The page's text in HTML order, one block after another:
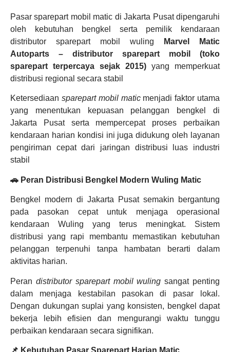
Pasar sparepart mobil matic di Jakarta Pusat dipengaruhi
oleh kebutuhan bengkel serta pemilik kendaraan
distributor sparepart mobil wuling
Marvel Matic
Autoparts – distributor sparepart mobil (toko
sparepart terpercaya sejak 2015) yang memperkuat
distribusi regional secara stabil
Ketersediaan sparepart mobil maticmenjadi faktor utama
yang menentukan kepuasan pelanggan bengkel di
Jakarta Pusat serta mempercepat proses perbaikan
kendaraan harian kondisi ini juga didukung oleh layanan
pengiriman cepat dari jaringan distribusi luas industri
stabil
🚗 Peran Distribusi Bengkel Modern Wuling Matic
Bengkel modern di Jakarta Pusat semakin bergantung
pada pasokan cepat untuk menjaga operasional
kendaraan Wuling yang terus meningkat. Sistem
distribusi yang rapi membantu memastikan kebutuhan
pelanggan terpenuhi tanpa hambatan berarti dalam
aktivitas harian.
Peran distributor sparepart mobil wuling sangat penting
dalam menjaga kestabilan pasokan di pasar lokal.
Dengan dukungan suplai yang konsisten, bengkel dapat
bekerja lebih efisien dan mengurangi waktu tunggu
perbaikan kendaraan secara signifikan.
📌 Kebutuhan Pasar Sparepart Harian Matic